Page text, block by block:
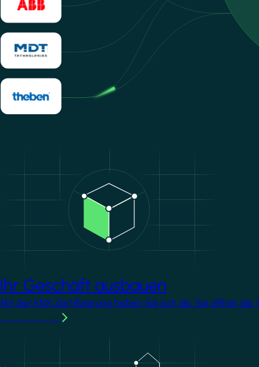
Ihr Geschäft ausbauen
Mit der KNX Zertifizierung heben Sie sich ab. Sie öffnet